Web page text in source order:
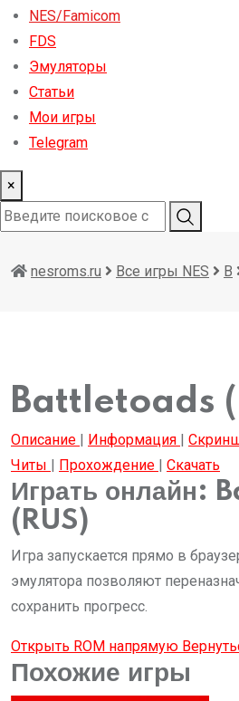
NES/Famicom
FDS
Эмуляторы
Статьи
Мои игры
Telegram
×
nesroms.ru Все игры NES B
Battletoads
Описание | Информация |
Читы | Прохождение | Скачать
Играть онлайн:
(RUS)
Игра запускается прямо в
эмулятора позволяют
сохранить прогресс.
Открыть ROM напрямую
Похожие игры